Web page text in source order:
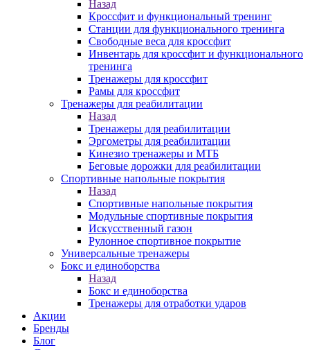
Назад
Кроссфит и функциональный тренинг
Станции для функционального тренинга
Свободные веса для кроссфит
Инвентарь для кроссфит и функционального
тренинга
Тренажеры для кроссфит
Рамы для кроссфит
Тренажеры для реабилитации
Назад
Тренажеры для реабилитации
Эргометры для реабилитации
Кинезио тренажеры и МТБ
Беговые дорожки для реабилитации
Спортивные напольные покрытия
Назад
Спортивные напольные покрытия
Модульные спортивные покрытия
Искусственный газон
Рулонное спортивное покрытие
Универсальные тренажеры
Бокс и единоборства
Назад
Бокс и единоборства
Тренажеры для отработки ударов
Акции
Бренды
Блог